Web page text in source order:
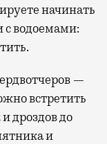
начинать
с водоемами:
—
встретить
дроздов до
и